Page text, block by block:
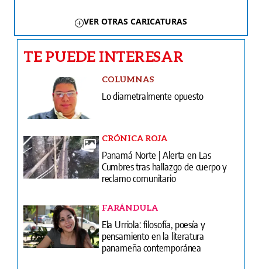
VER OTRAS CARICATURAS
TE PUEDE INTERESAR
COLUMNAS
Lo diametralmente opuesto
CRÓNICA ROJA
Panamá Norte | Alerta en Las
Cumbres tras hallazgo de cuerpo y
reclamo comunitario
FARÁNDULA
Ela Urriola: filosofía, poesía y
pensamiento en la literatura
panameña contemporánea